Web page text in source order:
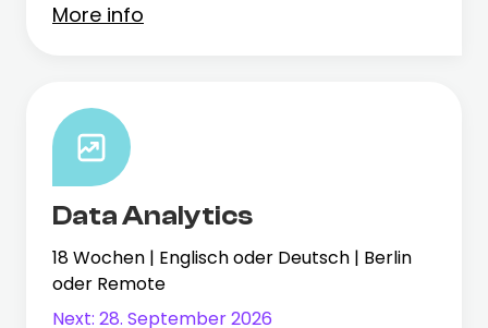
More info
Data Analytics
18 Wochen | Englisch oder Deutsch | Berlin
oder Remote
Next: 28. September 2026